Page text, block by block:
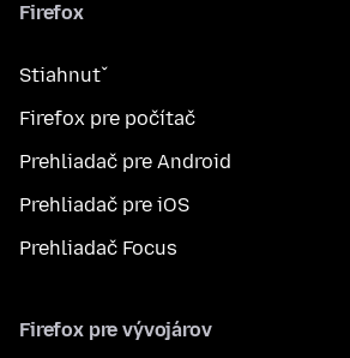
Firefox
Stiahnuť
Firefox pre počítač
Prehliadač pre Android
Prehliadač pre iOS
Prehliadač Focus
Firefox pre vývojárov